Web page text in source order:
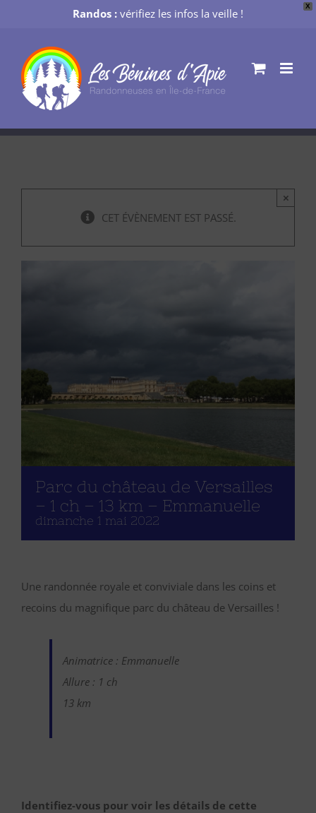
X
Randos : vérifiez les infos la veille !
contenu
CET ÉVÈNEMENT EST PASSÉ.
×
Parc du château de Versailles
– 1 ch – 13 km – Emmanuelle
dimanche 1 mai 2022
Une randonnée royale et conviviale dans les coins et
recoins du magnifique parc du château de Versailles !
Animatrice : Emmanuelle
Allure : 1 ch
13 km
Identifiez-vous pour voir les détails de cette